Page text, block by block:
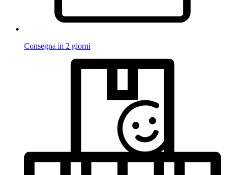
Consegna in 2 giorni